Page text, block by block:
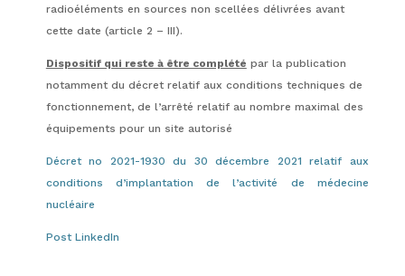
radioéléments en sources non scellées délivrées avant
cette date (article 2 – III).
Dispositif qui reste à être complété par la publication
notamment du décret relatif aux conditions techniques de
fonctionnement, de l’arrêté relatif au nombre maximal des
équipements pour un site autorisé
Décret no 2021-1930 du 30 décembre 2021 relatif aux
conditions d’implantation de l’activité de médecine
nucléaire
Post LinkedIn